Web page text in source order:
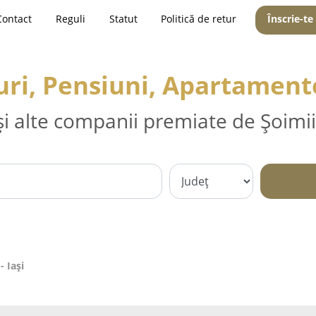
Reguli Statut Politică de retur Înscrie-te
Pensiuni,
alte companii premiate de
Iaşi